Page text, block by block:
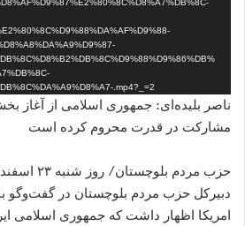
.mp4?_=2
ناصر بلیده‌ای: جمهوری اسلامی از آغاز
مشارکت در قدرت محروم کرده است
دبیرکل حزب مردم بلوچستان در گفت‌وگو
امریکا اظهار داشت که جمهوری اسلامی